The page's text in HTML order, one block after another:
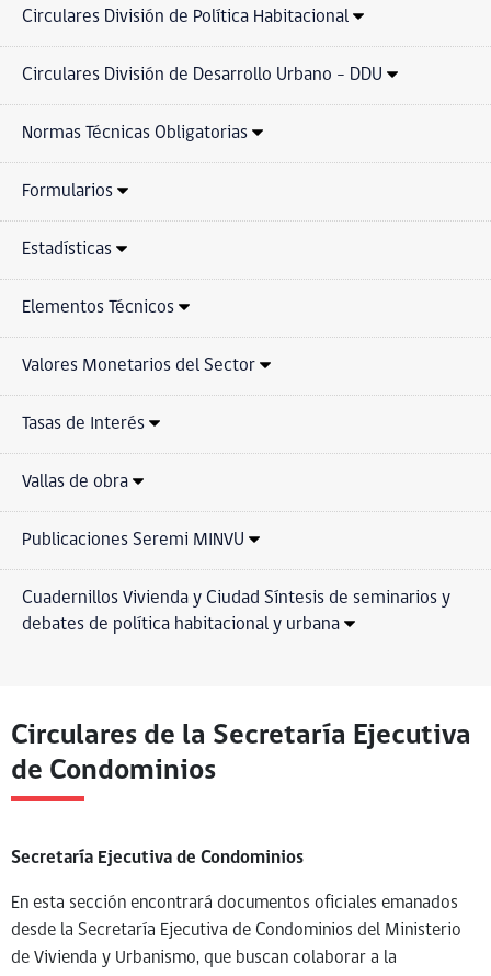
Circulares División de Política Habitacional
Circulares División de Desarrollo Urbano - DDU
Normas Técnicas Obligatorias
Formularios
Estadísticas
Elementos Técnicos
Valores Monetarios del Sector
Tasas de Interés
Vallas de obra
Publicaciones Seremi MINVU
Cuadernillos Vivienda y Ciudad Síntesis de seminarios y
debates de política habitacional y urbana
Circulares de la Secretaría Ejecutiva
de Condominios
Secretaría Ejecutiva de Condominios
En esta sección encontrará documentos oficiales emanados
desde la Secretaría Ejecutiva de Condominios del Ministerio
de Vivienda y Urbanismo, que buscan colaborar a la